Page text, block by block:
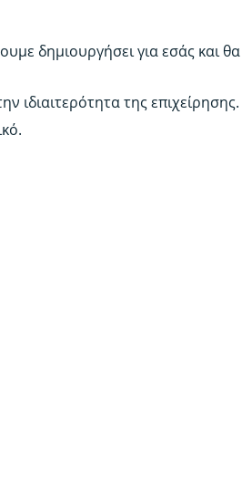
δημιουργήσει για εσάς και
ιδιαιτερότητα της επιχείρησης.